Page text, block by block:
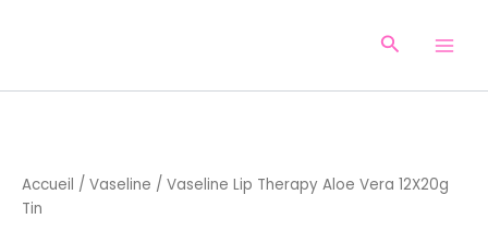
Accueil / Vaseline / Vaseline Lip Therapy Aloe Vera 12X20g
Tin
Lip
Therapy